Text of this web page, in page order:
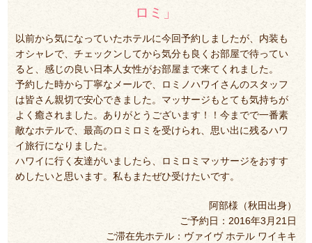
ロミ」
以前から気になっていたホテルに今回予約しましたが、内装も
オシャレで、チェックンしてから気分も良くお部屋で待ってい
ると、感じの良い日本人女性がお部屋まで来てくれました。
予約した時から丁寧なメールで、ロミノハワイさんのスタッフ
は皆さん親切で安心できました。マッサージもとても気持ちが
よく癒されました。ありがとうございます！！今までで一番素
敵なホテルで、最高のロミロミを受けられ、思い出に残るハワ
イ旅行になりました。
ハワイに行く友達がいましたら、ロミロミマッサージをおすす
めしたいと思います。私もまたぜひ受けたいです。
阿部様（秋田出身）
ご予約日：2016年3月21日
ご滞在先ホテル：ヴァイヴ ホテル ワイキキ